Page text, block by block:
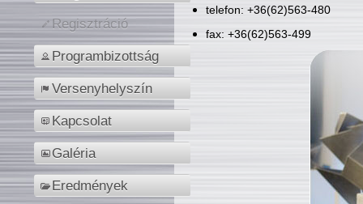
Regisztráció
Programbizottság
Versenyhelyszín
Kapcsolat
Galéria
Eredmények
telefon: +36(62)563-480
fax: +36(62)563-499